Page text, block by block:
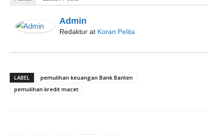
Admin
Redaktur at Koran Pelita
LABEL
pemulihan keuangan Bank Banten
pemulihan kredit macet